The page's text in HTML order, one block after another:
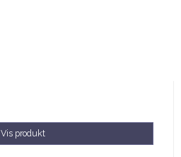
Vis produkt